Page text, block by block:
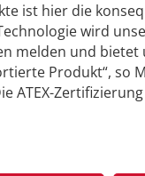
ist hier die
wird
melden und
Produkt“, so
ATEX-